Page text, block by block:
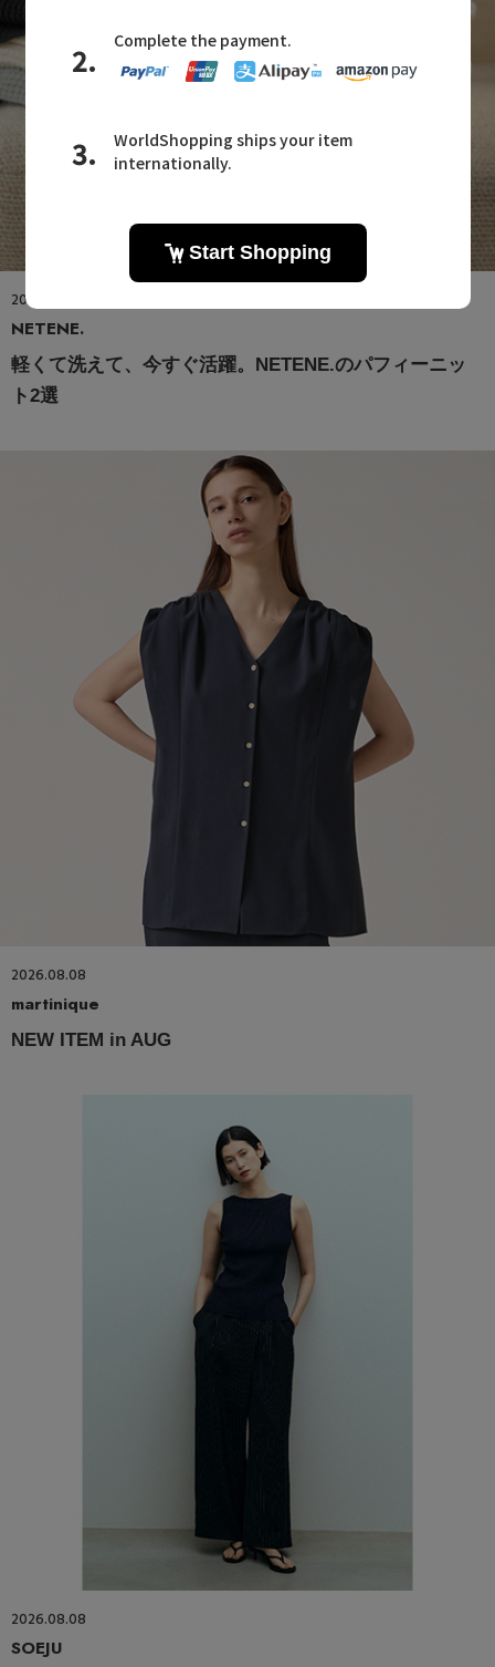
2026.08.08
NETENE.
軽くて洗えて、今すぐ活躍。NETENE.のパフィーニッ
ト2選
2026.08.08
martinique
NEW ITEM in AUG
2026.08.08
SOEJU